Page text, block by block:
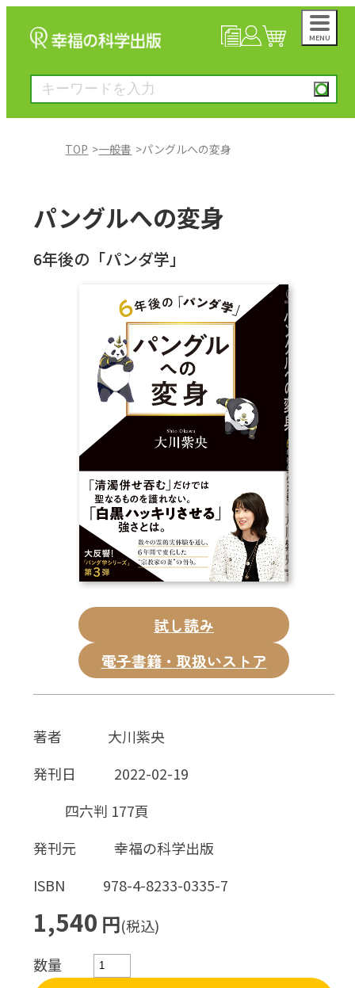
MENU
雑誌
CD
DVD・ブルーレイ
雑貨
外国語
TOP 一般書 パングルへの変身
パングルへの変身
6年後の「パンダ学」
試し読み
電子書籍・取扱いストア
著者
大川紫央
発刊日
2022-02-19
四六判 177頁
発刊元
幸福の科学出版
ISBN
978-4-8233-0335-7
1,540 円(税込)
数量